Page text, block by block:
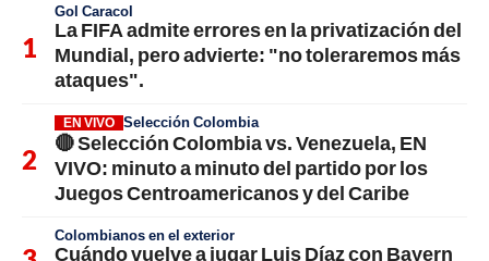
Gol Caracol
La FIFA admite errores en la privatización del
Mundial, pero advierte: "no toleraremos más
ataques".
EN VIVO Selección Colombia
🔴 Selección Colombia vs. Venezuela, EN
VIVO: minuto a minuto del partido por los
Juegos Centroamericanos y del Caribe
Colombianos en el exterior
Cuándo vuelve a jugar Luis Díaz con Bayern